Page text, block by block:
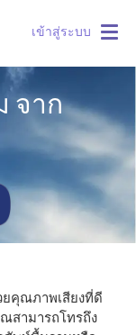
เข้าสู่ระบบ
จาก
คุณภาพเสียงที่ดี
สามารถโทรถึง